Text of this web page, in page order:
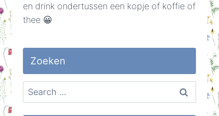
en drink ondertussen een kopje of koffie of
thee 😀
Zoeken
Search
for: